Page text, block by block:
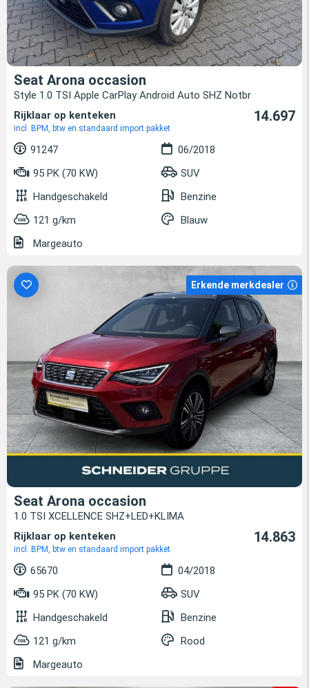
Seat Arona occasion
Style 1.0 TSI Apple CarPlay Android Auto SHZ Notbr
Rijklaar op kenteken
incl. BPM, btw en standaard import pakket
14.697
91247
06/2018
95 PK (70 KW)
SUV
Handgeschakeld
Benzine
121 g/km
Blauw
Margeauto
Erkende merkdealer
Seat Arona occasion
1.0 TSI XCELLENCE SHZ+LED+KLIMA
Rijklaar op kenteken
incl. BPM, btw en standaard import pakket
14.863
65670
04/2018
95 PK (70 KW)
SUV
Handgeschakeld
Benzine
121 g/km
Rood
Margeauto